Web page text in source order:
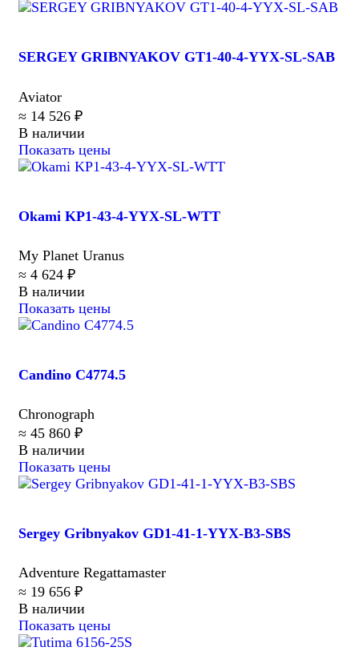
SERGEY GRIBNYAKOV GT1-40-4-YYX-SL-SAB
Aviator
≈ 14 526 ₽
В наличии
Показать цены
Okami KP1-43-4-YYX-SL-WTT
My Planet Uranus
≈ 4 624 ₽
В наличии
Показать цены
Candino C4774.5
Chronograph
≈ 45 860 ₽
В наличии
Показать цены
Sergey Gribnyakov GD1-41-1-YYX-B3-SBS
Adventure Regattamaster
≈ 19 656 ₽
В наличии
Показать цены